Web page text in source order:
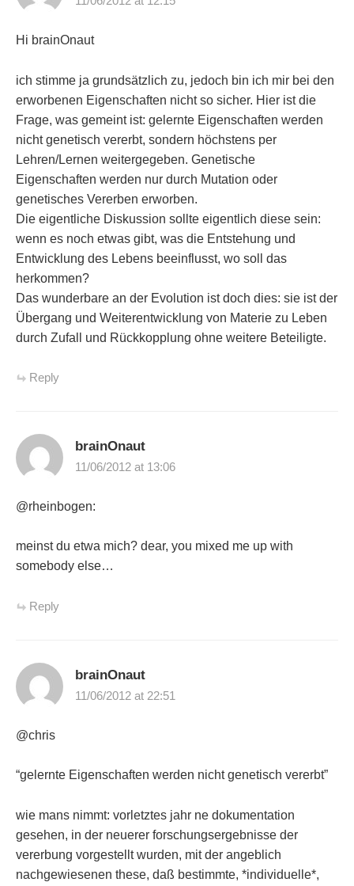
Hi brainOnaut
ich stimme ja grundsätzlich zu, jedoch bin ich mir bei den
erworbenen Eigenschaften nicht so sicher. Hier ist die
Frage, was gemeint ist: gelernte Eigenschaften werden
nicht genetisch vererbt, sondern höchstens per
Lehren/Lernen weitergegeben. Genetische
Eigenschaften werden nur durch Mutation oder
genetisches Vererben erworben.
Die eigentliche Diskussion sollte eigentlich diese sein:
wenn es noch etwas gibt, was die Entstehung und
Entwicklung des Lebens beeinflusst, wo soll das
herkommen?
Das wunderbare an der Evolution ist doch dies: sie ist der
Übergang und Weiterentwicklung von Materie zu Leben
durch Zufall und Rückkopplung ohne weitere Beteiligte.
Reply
brainOnaut
11/06/2012 at 13:06
@rheinbogen:
meinst du etwa mich? dear, you mixed me up with
somebody else…
Reply
brainOnaut
11/06/2012 at 22:51
@chris
“gelernte Eigenschaften werden nicht genetisch vererbt”
wie mans nimmt: vorletztes jahr ne dokumentation
gesehen, in der neuerer forschungsergebnisse der
vererbung vorgestellt wurden, mit der angeblich
nachgewiesenen these, daß bestimmte, *individuelle*,